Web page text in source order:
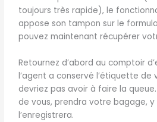
toujours très rapide), le
appose son tampon sur le
pouvez maintenant récupérer
Retournez d’abord au comptoir
l’agent a conservé l’étiquette de
devriez pas avoir à faire la
de vous, prendra votre bagage,
l’enregistrera.